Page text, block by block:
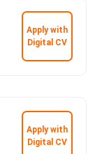
Apply with
Digital CV
Apply with
Digital CV